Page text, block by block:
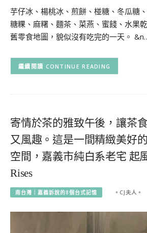
芋仔冰、楊桃冰、煎餅、椪糖、冬瓜糖
糖粿、麻糬、麵茶、菜燕、蜜餞、水果
舊零食地圖，貌似沒有吃完的一天。
CONTINUE READING
寄情於茶的雅致午後，讓茶
又風趣。這是一間精緻美好
空間，嘉義市純白系老宅 起
Rises
南台灣｜嘉義訴說的8個台式記憶 。CJ夫人。